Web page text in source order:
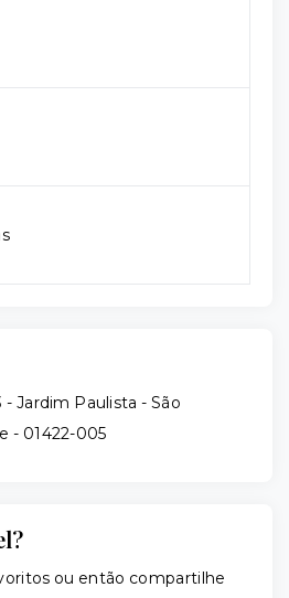
- Jardim Paulista - São
- 01422-005
ou então compartilhe